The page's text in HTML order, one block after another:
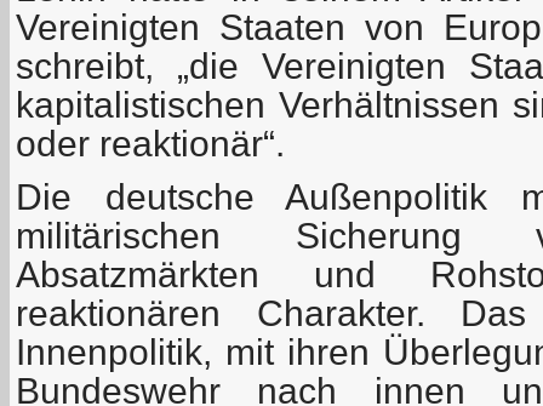
Vereinigten Staaten von
schreibt, „die Vereinigten
kapitalistischen Verhältnissen
oder reaktionär“.
Die deutsche Außenpolitik
militärischen Sicherung
Absatzmärkten und
reaktionären Charakter.
Innenpolitik, mit ihren
Bundeswehr nach innen